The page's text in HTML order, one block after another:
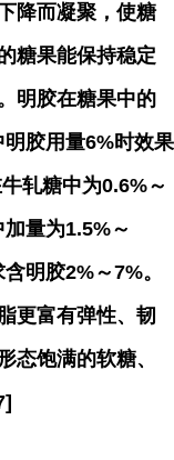
降而凝聚，使糖
糖果能保持稳定
明胶在糖果中的
胶用量6%时效果
轧糖中为0.6%～
量为1.5%～
明胶2%～7%。
更富有弹性、韧
态饱满的软糖、